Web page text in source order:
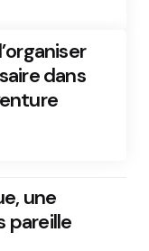
dans
une
pareille